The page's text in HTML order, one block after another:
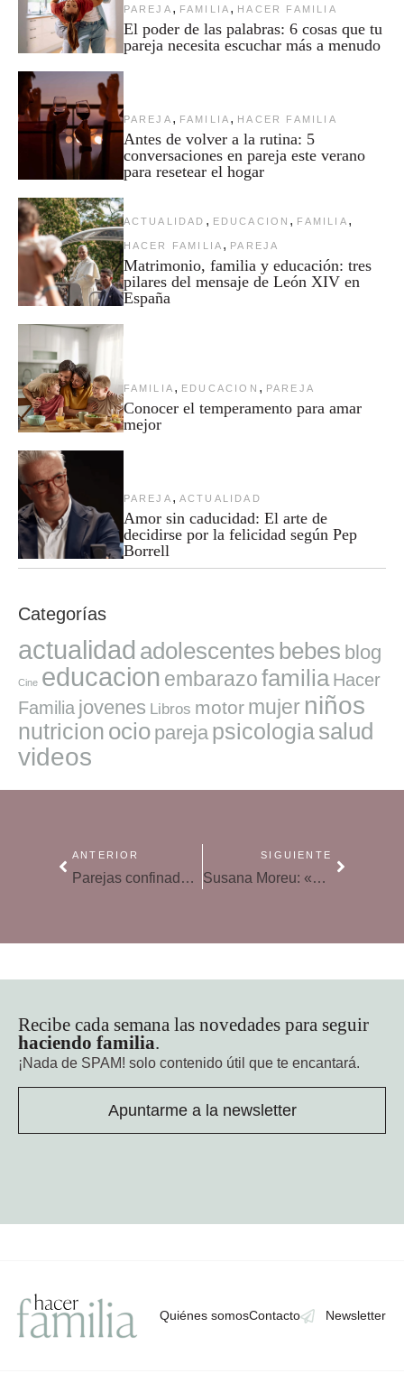
PAREJA , FAMILIA , HACER FAMILIA
El poder de las palabras: 6 cosas que tu
pareja necesita escuchar más a menudo
PAREJA , FAMILIA , HACER FAMILIA
Antes de volver a la rutina: 5
conversaciones en pareja este verano
para resetear el hogar
ACTUALIDAD , EDUCACION , FAMILIA ,
HACER FAMILIA , PAREJA
Matrimonio, familia y educación: tres
pilares del mensaje de León XIV en
España
FAMILIA , EDUCACION , PAREJA
Conocer el temperamento para amar
mejor
PAREJA , ACTUALIDAD
Amor sin caducidad: El arte de
decidirse por la felicidad según Pep
Borrell
Categorías
actualidad adolescentes bebes blog
Cine educacion embarazofamilia Hacer
Familia jovenes Libros motor mujer niños
nutricion ocio pareja psicologiasalud
videos
ANTERIOR
Parejas confinadas: 24 horas entre cuatro paredes
SIGUIENTE
Susana Moreu: «La familia es la respuesta para amortiguar el impacto que tiene y va a tener esta crisis»
Recibe cada semana las novedades para seguir
haciendo familia.
¡Nada de SPAM! solo contenido útil que te encantará.
Apuntarme a la newsletter
Quiénes somosContacto Newsletter